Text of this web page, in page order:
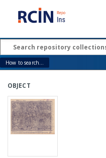
How to search...
OBJECT